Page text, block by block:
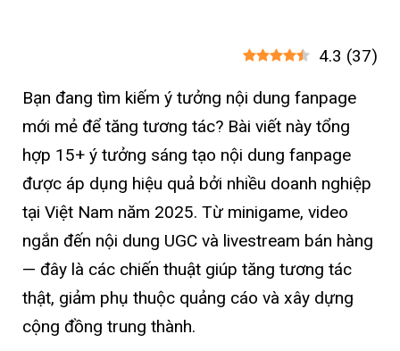
4.3 (37)
Bạn đang tìm kiếm ý tưởng nội dung fanpage
mới mẻ để tăng tương tác? Bài viết này tổng
hợp 15+ ý tưởng sáng tạo nội dung fanpage
được áp dụng hiệu quả bởi nhiều doanh nghiệp
tại Việt Nam năm 2025. Từ minigame, video
ngắn đến nội dung UGC và livestream bán hàng
— đây là các chiến thuật giúp tăng tương tác
thật, giảm phụ thuộc quảng cáo và xây dựng
cộng đồng trung thành.